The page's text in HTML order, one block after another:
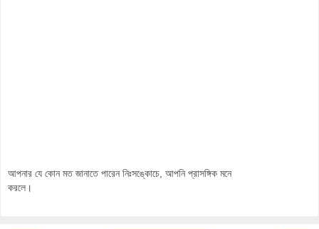
আপনার যে কোন মত জানাতে পারেন নিঃসঙ্কোচে, আপনি প্রাসঙ্গিক মনে
করলে।